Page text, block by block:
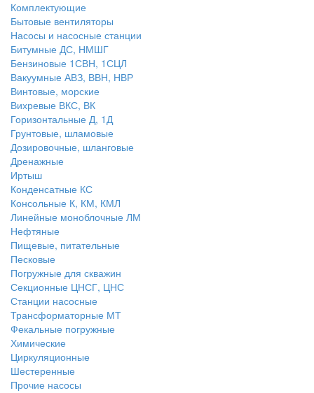
Комплектующие
Бытовые вентиляторы
Насосы и насосные станции
Битумные ДС, НМШГ
Бензиновые 1СВН, 1СЦЛ
Вакуумные АВЗ, ВВН, НВР
Винтовые, морские
Вихревые ВКС, ВК
Горизонтальные Д, 1Д
Грунтовые, шламовые
Дозировочные, шланговые
Дренажные
Иртыш
Конденсатные КС
Консольные К, КМ, КМЛ
Линейные моноблочные ЛМ
Нефтяные
Пищевые, питательные
Песковые
Погружные для скважин
Секционные ЦНСГ, ЦНС
Станции насосные
Трансформаторные МТ
Фекальные погружные
Химические
Циркуляционные
Шестеренные
Прочие насосы